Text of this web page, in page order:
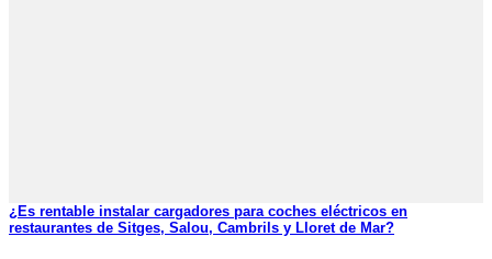
¿Es rentable instalar cargadores para coches eléctricos en
restaurantes de Sitges, Salou, Cambrils y Lloret de Mar?